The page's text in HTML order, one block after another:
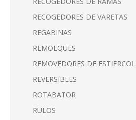
RECOGEDORES DE VARETAS
REGABINAS
REMOLQUES
REMOVEDORES DE ESTIERCOL
REVERSIBLES
ROTABATOR
RULOS